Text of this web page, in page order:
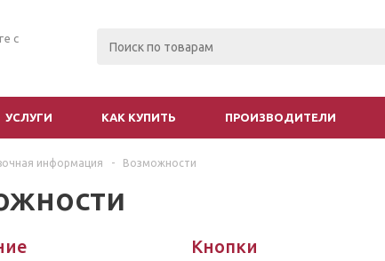
с
УСЛУГИ КАК КУПИТЬ ПРОИЗВОДИТЕЛИ
информация - Возможности
Кнопки